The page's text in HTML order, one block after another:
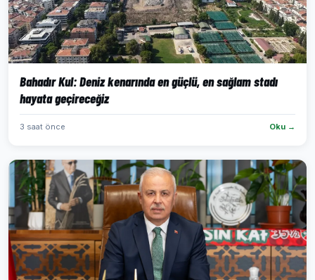
Bahadır Kul: Deniz kenarında en güçlü, en sağlam stadı
hayata geçireceğiz
3 saat önce Oku →